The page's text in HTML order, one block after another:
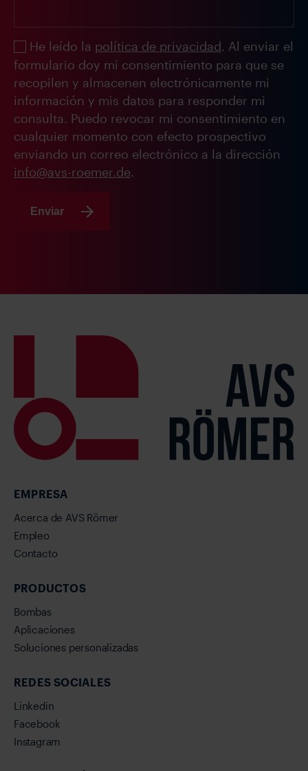
He leído la política de privacidad. Al enviar el
formulario doy mi consentimiento para que se
recopilen y almacenen electrónicamente mi
información y mis datos para responder mi
consulta. Puedo revocar mi consentimiento en
cualquier momento con efecto prospectivo
enviando un correo electrónico a la dirección
info@avs-roemer.de.
Enviar
EMPRESA
Acerca de AVS Römer
Empleo
Contacto
PRODUCTOS
Bombas
Aplicaciones
Soluciones personalizadas
REDES SOCIALES
Linkedin
Facebook
Instagram